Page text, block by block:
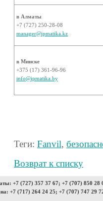
в Алматы
+7 (727) 250-28-08
manager@ipmatika.kz
в Минске
+375 (17) 361-96-96
info@ipmatika.by
Теги: Fanvil,
Возврат к списку
+7 (727) 357 37 67; +7 (707) 850 28
+7 (717) 264 24 25; +7 (707) 747 29